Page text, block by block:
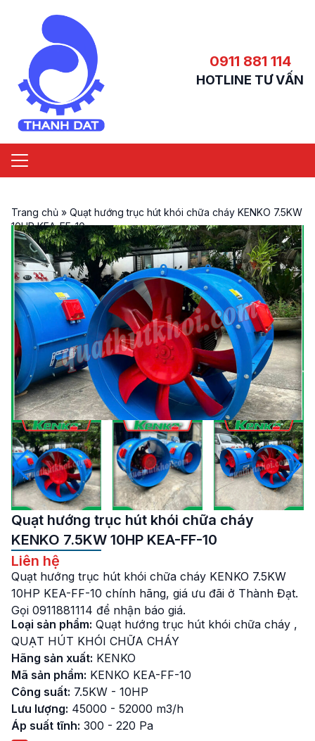
0911 881 114
HOTLINE TƯ VẤN
Trang chủ » Quạt hướng trục hút khói chữa cháy KENKO 7.5KW
10HP KEA-FF-10
Quạt hướng trục hút khói chữa cháy
KENKO 7.5KW 10HP KEA-FF-10
Liên hệ
Quạt hướng trục hút khói chữa cháy KENKO 7.5KW
10HP KEA-FF-10 chính hãng, giá ưu đãi ở Thành Đạt.
Gọi 0911881114 để nhận báo giá.
Loại sản phẩm: Quạt hướng trục hút khói chữa cháy ,
QUẠT HÚT KHÓI CHỮA CHÁY
Hãng sản xuất: KENKO
Mã sản phẩm: KENKO KEA-FF-10
Công suất: 7.5KW - 10HP
Lưu lượng: 45000 - 52000 m3/h
Áp suất tĩnh: 300 - 220 Pa